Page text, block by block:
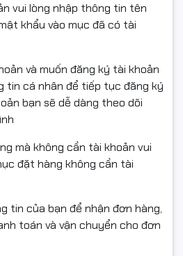
cẩn thận trong bao bì nhiều
cho đại lý phân phối.
để sở hữu Hộp mực
M115fw với chất lượng tốt
mang đến sự hài lòng và phục
vui lòng nhập thông tin tên
khẩu vào mục đã có tài
và muốn đăng ký tài khoản
tin cá nhân để tiếp tục đăng ký
bạn sẽ dễ dàng theo dõi
mà không cần tài khoản vui
đặt hàng không cần tài
tin của bạn để nhận đơn hàng,
toán và vận chuyển cho đơn